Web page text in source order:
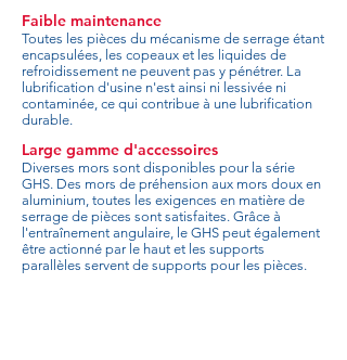
Faible maintenance
Toutes les pièces du mécanisme de serrage étant
encapsulées, les copeaux et les liquides de
refroidissement ne peuvent pas y pénétrer. La
lubrification d'usine n'est ainsi ni lessivée ni
contaminée, ce qui contribue à une lubrification
durable.
Large gamme d'accessoires
Diverses mors sont disponibles pour la série
GHS. Des mors de préhension aux mors doux en
aluminium, toutes les exigences en matière de
serrage de pièces sont satisfaites. Grâce à
l'entraînement angulaire, le GHS peut également
être actionné par le haut et les supports
parallèles servent de supports pour les pièces.